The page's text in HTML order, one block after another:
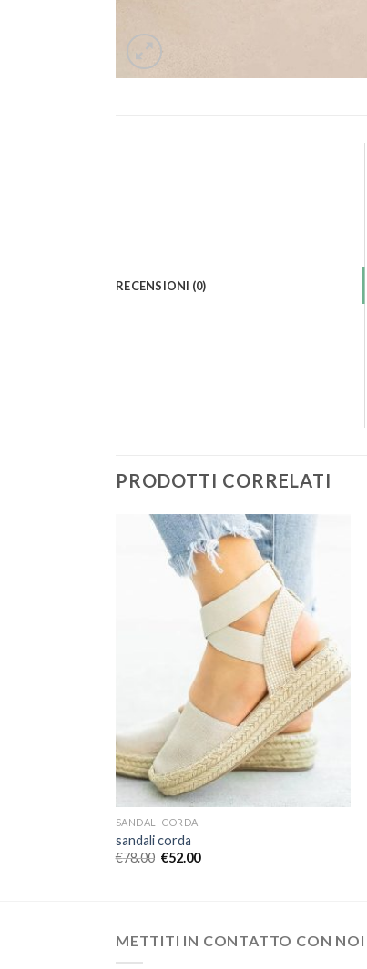
RECENSIONI (0)
PRODOTTI CORRELATI
SANDALI CORDA
sandali corda
€78.00 €52.00
METTITI IN CONTATTO CON NOI